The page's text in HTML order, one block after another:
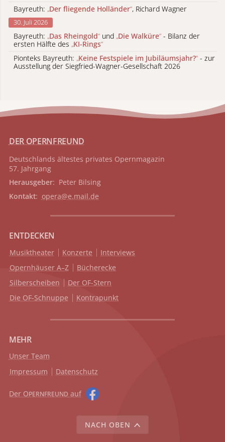
Bayreuth: „Der fliegende Holländer“, Richard Wagner
30. Juli 2026
Bayreuth: „Das Rheingold“ und „Die Walküre“ - Bilanz der
ersten Hälfte des „KI-Rings“
Pionteks Bayreuth: „Keine Festspiele im Jubiläumsjahr?“ - zur
Ausstellung der Siegfried-Wagner-Gesellschaft 2026
DER OPERNFREUND
Deutschlands ältestes privates Opernmagazin
57. Jahrgang
Herausgeber: Peter Bilsing
Kontakt: opera@e.mail.de
ENTDECKEN
Musiktheater Konzerte
Interviews
Opernhäuser A–Z
Bücherecke
Silberscheiben
Der OF-Stern
Die OF-Schnuppe
Kontrapunkt
MEHR
Unser Team
Impressum
Datenschutz
Der OPERNFREUND auf
NACH OBEN